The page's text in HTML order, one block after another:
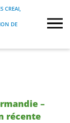
DES CREAI, EN
EN SITUATION
CREAI,
DE
–
récente